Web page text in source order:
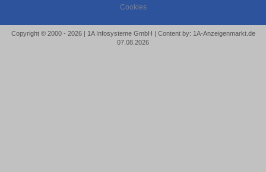
Cookies
Copyright © 2000 - 2026 | 1A Infosysteme GmbH | Content by: 1A-Anzeigenmarkt.de
07.08.2026